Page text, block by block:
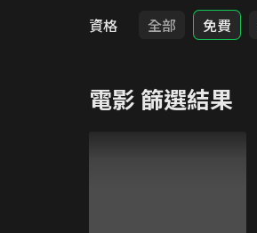
資格
全部 免費
電影 篩選結果